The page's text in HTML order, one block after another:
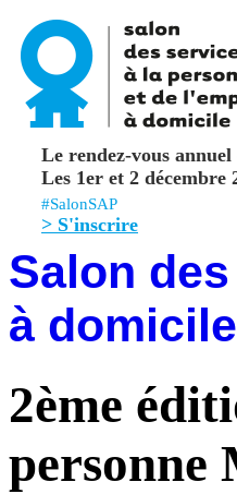
Le rendez-vous
Les 1er et 2 décembre
#SalonSAP
> S'inscrire
Salon
à domicile
2ème
personne